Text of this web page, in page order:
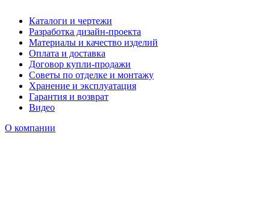
Каталоги и чертежи
Разработка дизайн-проекта
Материалы и качество изделий
Оплата и доставка
Договор купли-продажи
Советы по отделке и монтажу
Хранение и эксплуатация
Гарантия и возврат
Видео
О компании